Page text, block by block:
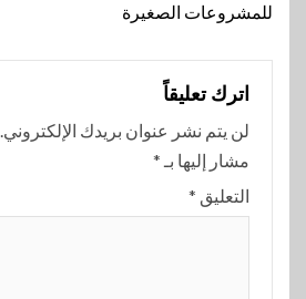
للمشروعات الصغيرة
اترك تعليقاً
لن يتم نشر عنوان بريدك الإلكتروني.
مشار إليها بـ *
التعليق *